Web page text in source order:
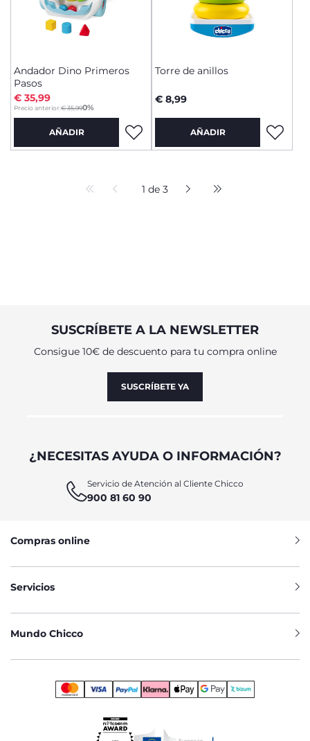
Andador Dino Primeros
Pasos
Precio anterior:€ 35,990%
to
€ 35,99
AÑADIR
Torre de anillos
€ 8,99
AÑADIR
1 de 3
SUSCRÍBETE A LA NEWSLETTER
Consigue 10€ de descuento para tu compra online
SUSCRÍBETE YA
¿NECESITAS AYUDA O INFORMACIÓN?
Servicio de Atención al Cliente Chicco
900 81 60 90
Compras online
Servicios
Mundo Chicco